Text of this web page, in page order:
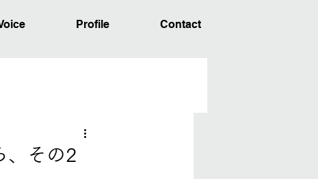
Profile Contact
、その2